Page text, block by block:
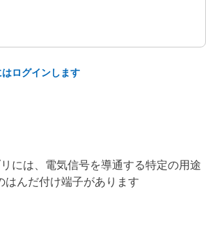
ログインします
には、電気信号を導通する特定の用途
はんだ付け端子があります